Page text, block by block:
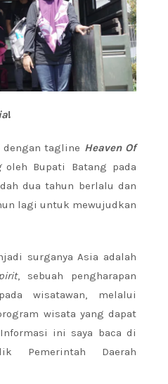
!
dengan tagline Heaven Of
oleh Bupati Batang pada
dua tahun berlalu dan
lagi untuk mewujudkan
surganya Asia adalah
, sebuah pengharapan
wisatawan, melalui
wisata yang dapat
ini saya baca di
Pemerintah Daerah